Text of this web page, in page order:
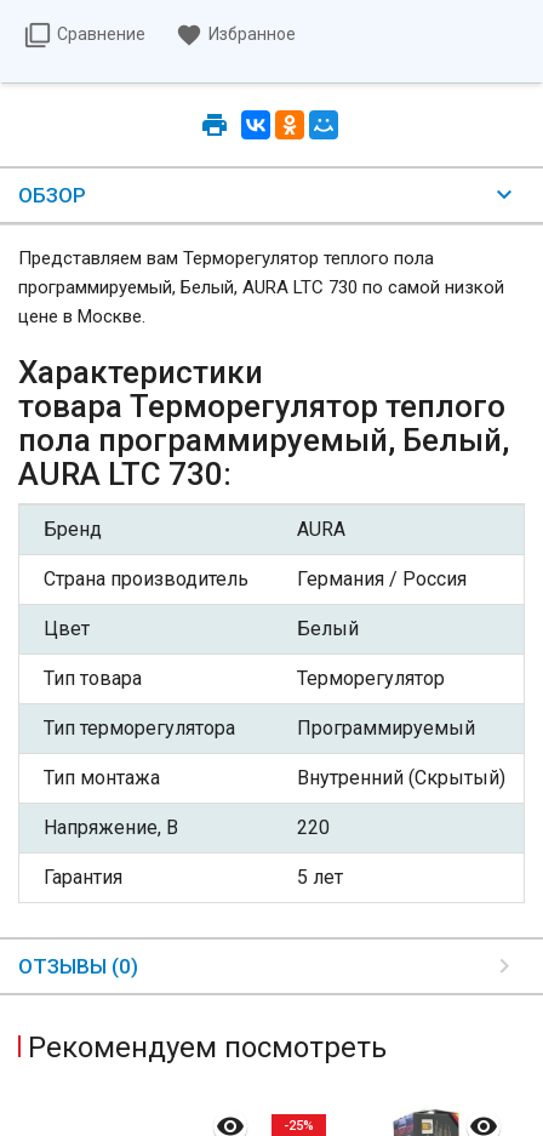
Сравнение Избранное
ОБЗОР
Представляем вам Терморегулятор теплого пола
программируемый, Белый, AURA LTC 730 по самой низкой
цене в Москве.
Характеристики
товара Терморегулятор теплого
пола программируемый, Белый,
AURA LTC 730:
Бренд AURA
Страна производитель Германия / Россия
Цвет Белый
Тип товара Терморегулятор
Тип терморегулятора Программируемый
Тип монтажа Внутренний (Скрытый)
Напряжение, В 220
Гарантия 5 лет
ОТЗЫВЫ (0)
Рекомендуем посмотреть
-25%